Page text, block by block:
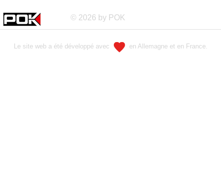
© 2026 by POK
Le site web a été développé avec en Allemagne et en France.